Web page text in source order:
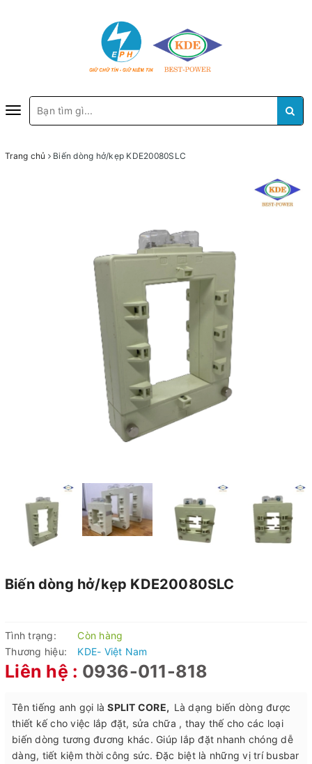
Toggle
navigation
Trang chủ Biến dòng hở/kẹp KDE20080SLC
Biến dòng hở/kẹp KDE20080SLC
Tình trạng:
Còn hàng
Thương hiệu:
KDE- Việt Nam
Liên hệ : 0936-011-818
Tên tiếng anh gọi làSPLIT CORE, Là dạng biến dòng được
thiết kế cho việc lắp đặt, sửa chữa , thay thế cho các loại
biến dòng tương đương khác. Giúp lắp đặt nhanh chóng dễ
dàng, tiết kiệm thời công sức. Đặc biệt là những vị trí busbar